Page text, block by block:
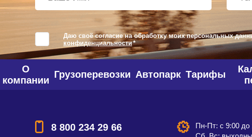
Даю своё согласие на обработку моих персональных
конфиденциальности*
О
компании
Грузоперевозки Автопарк Тарифы
8 800 234 29 66
Пн-Пт: с 9:00 до